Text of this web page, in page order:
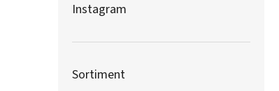
Instagram
Sortiment